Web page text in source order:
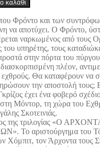
καλάθι
Φρόντο και των
να αποτύχει. Ο Φρόντο,
ναρκωμένος από τους
υπηρέτης, τους
στην πόρτα του
πλέον,
εχθρούς. Θα καταφέρουν να
την αποστολή τους;
έχει ένα φοβερό
στη Μόντορ, τη χώρα του
Σκοτεινιάς.
της τριλογίας «Ο
Το αριστούργημα του
Χόμπιτ, τον Άρχοντα τους